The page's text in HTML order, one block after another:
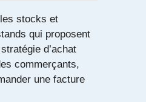
stocks et
qui proposent
d’achat
commerçants,
une facture